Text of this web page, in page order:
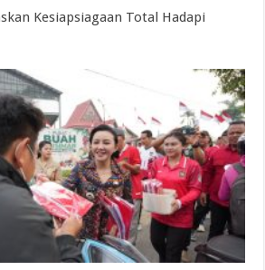
Kesiapsiagaan Total Hadapi